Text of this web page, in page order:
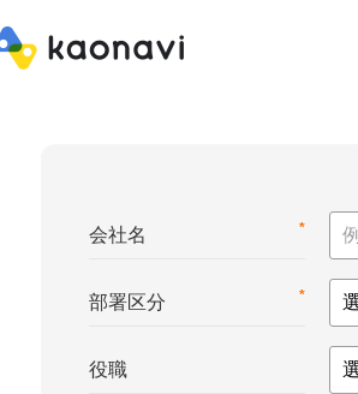
*
会社名
*
部署区分
役職